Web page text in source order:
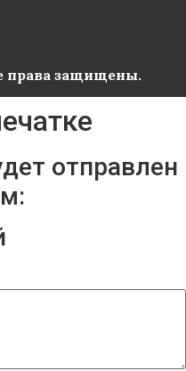
права защищены.
отправлен